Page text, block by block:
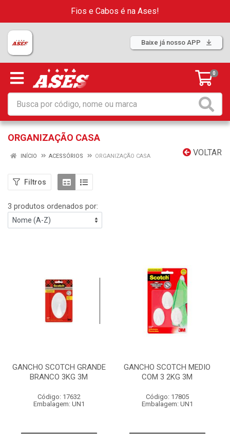
Fios e Cabos é na Ases!
Baixe já nosso APP
0
ORGANIZAÇÃO CASA
VOLTAR
INÍCIO ACESSÓRIOS ORGANIZAÇÃO CASA
Filtros
3 produtos ordenados por:
GANCHO SCOTCH GRANDE
BRANCO 3KG 3M
Código: 17632
Embalagem: UN1
GANCHO SCOTCH MEDIO
COM 3 2KG 3M
Código: 17805
Embalagem: UN1